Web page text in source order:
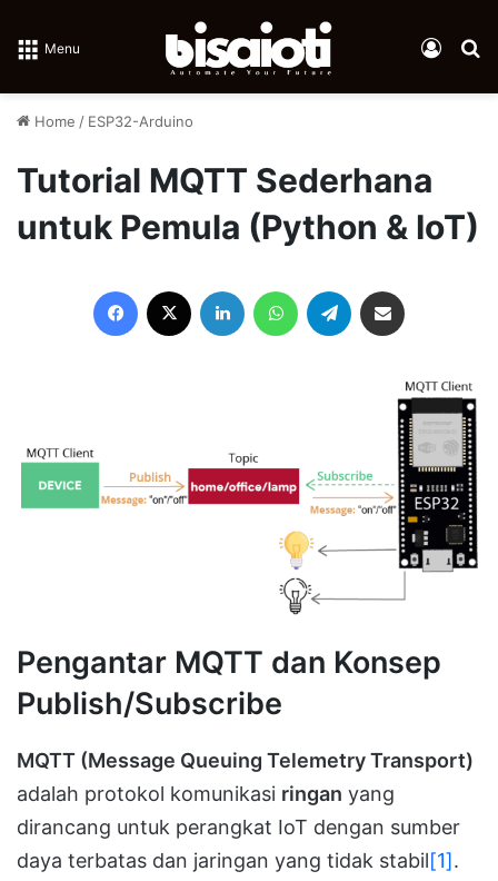
Menu Log In
Home / ESP32-Arduino
Tutorial MQTT Sederhana
untuk Pemula (Python & IoT)
Facebook LinkedIn WhatsAppTelegram
Pengantar MQTT dan Konsep
Publish/Subscribe
MQTT (Message Queuing Telemetry Transport)
adalah protokol komunikasi ringan yang
dirancang untuk perangkat IoT dengan sumber
daya terbatas dan jaringan yang tidak stabil[1].